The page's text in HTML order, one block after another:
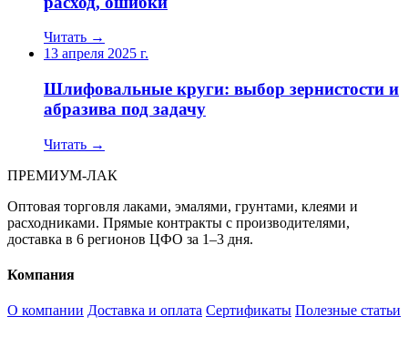
Читать →
13 апреля 2025 г.
Шлифовальные круги: выбор зернистости и
абразива под задачу
Читать →
ПРЕМИУМ-ЛАК
Оптовая торговля лаками, эмалями, грунтами, клеями и
расходниками. Прямые контракты с производителями,
доставка в 6 регионов ЦФО за 1–3 дня.
Компания
О компании Доставка и оплата Сертификаты Полезные статьи